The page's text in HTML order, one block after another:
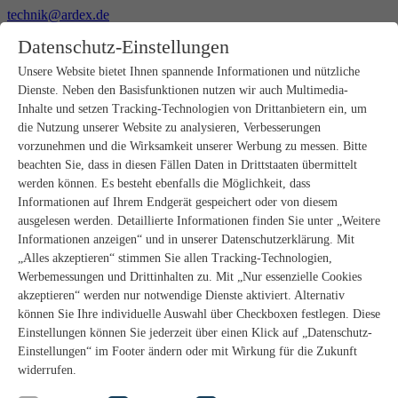
technik@ardex.de
Producten
Zoek
Samenwerkingspartners
[Translate to Niederländisch:] Home
Samenwerkingspartners
Facebook InstagramYouTube
Contact
Impressum
Dataprotectie
ALGEMENE VOORWAARDEN
Cookie-selectie
Datenschutz-Einstellungen
Unsere Website bietet Ihnen spannende Informationen und nützliche
Dienste. Neben den Basisfunktionen nutzen wir auch Multimedia-
Inhalte und setzen Tracking-Technologien von Drittanbietern ein, um
die Nutzung unserer Website zu analysieren, Verbesserungen
vorzunehmen und die Wirksamkeit unserer Werbung zu messen. Bitte
beachten Sie, dass in diesen Fällen Daten in Drittstaaten übermittelt
werden können. Es besteht ebenfalls die Möglichkeit, dass
Informationen auf Ihrem Endgerät gespeichert oder von diesem
ausgelesen werden. Detaillierte Informationen finden Sie unter „Weitere
Informationen anzeigen“ und in unserer Datenschutzerklärung. Mit
„Alles akzeptieren“ stimmen Sie allen Tracking-Technologien,
Werbemessungen und Drittinhalten zu. Mit „Nur essenzielle Cookies
akzeptieren“ werden nur notwendige Dienste aktiviert. Alternativ
können Sie Ihre individuelle Auswahl über Checkboxen festlegen. Diese
Einstellungen können Sie jederzeit über einen Klick auf „Datenschutz-
Einstellungen“ im Footer ändern oder mit Wirkung für die Zukunft
widerrufen.